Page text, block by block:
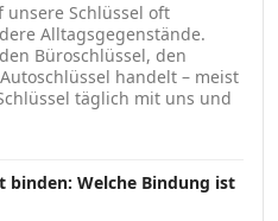
unsere Schlüssel oft
Alltagsgegenstände.
Büroschlüssel, den
handelt – meist
täglich mit uns und
binden: Welche Bindung ist